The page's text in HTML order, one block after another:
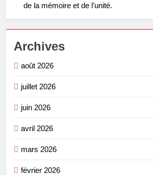
de la mémoire et de l’unité.
Archives
août 2026
juillet 2026
juin 2026
avril 2026
mars 2026
février 2026